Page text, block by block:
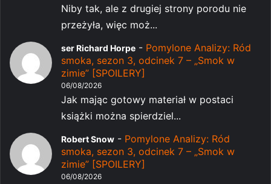
Niby tak, ale z drugiej strony porodu nie
przeżyła, więc moż...
ser Richard Horpe - Pomylone Analizy: Ród
smoka, sezon 3, odcinek 7 – „Smok w
zimie” [SPOILERY]
06/08/2026
Jak mając gotowy materiał w postaci
książki można spierdziel...
Robert Snow - Pomylone Analizy: Ród
smoka, sezon 3, odcinek 7 – „Smok w
zimie” [SPOILERY]
06/08/2026